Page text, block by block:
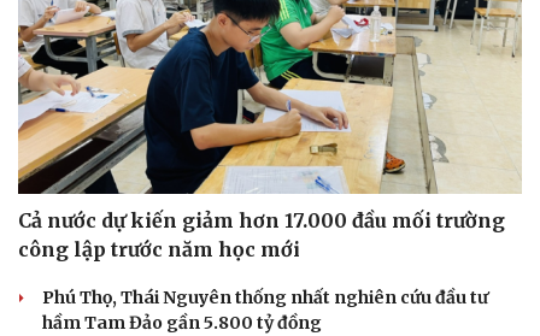
Văn hóa
Sân khấu - Điện ảnh
Văn học
Âm nhạc
Di sản
Giải trí
Nghệ sĩ
Thời trang
Sao Việt
Cả nước dự kiến giảm hơn 17.000 đầu mối trường
công lập trước năm học mới
Phú Thọ, Thái Nguyên thống nhất nghiên cứu đầu tư
hầm Tam Đảo gần 5.800 tỷ đồng